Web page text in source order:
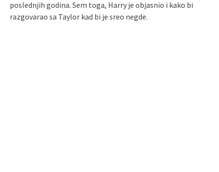
poslednjih godina. Sem toga, Harry je objasnio i kako bi
razgovarao sa Taylor kad bi je sreo negde.